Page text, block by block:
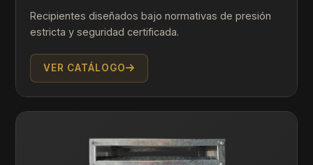
Recipientes diseñados bajo normativas de presión
estricta y seguridad certificada.
VER CATÁLOGO